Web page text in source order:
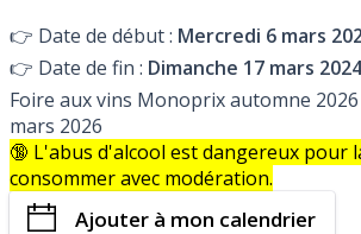
👉 Date de début : Mercredi 6 mars
👉 Date de fin : Dimanche 17 mars 2024
Foire aux vins Monoprix automne
mars 2026
🔞 L'abus d'alcool est dangereux pour
consommer avec modération.
Ajouter à mon calendrier